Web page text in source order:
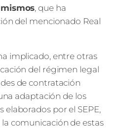
, que ha
del mencionado Real
implicado, entre otras
del régimen legal
de contratación
adaptación de los
por el SEPE,
comunicación de estas